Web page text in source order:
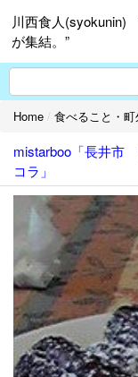
川西食人(syokunin)
が集結。”
食のコラム
食べること・町内編
食べること・町外、
食べること・山形市内
食べること・置賜地
その他何でも
ダイヤモンドタトゥ
手作り編
Home / 食べること・
mistarboo「長井市
コラ」